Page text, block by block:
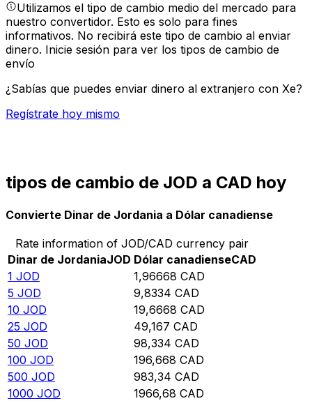
Utilizamos el tipo de cambio medio del mercado para
nuestro convertidor. Esto es solo para fines
informativos. No recibirá este tipo de cambio al enviar
dinero. Inicie sesión para ver los tipos de cambio de
envío
¿Sabías que puedes enviar dinero al extranjero con Xe?
Regístrate hoy mismo
tipos de cambio de JOD a CAD hoy
Convierte Dinar de Jordania a Dólar canadiense
Rate information of JOD/CAD currency pair
Dinar de JordaniaJOD Dólar canadienseCAD
1 JOD 1,96668 CAD
5 JOD 9,8334 CAD
10 JOD 19,6668 CAD
25 JOD 49,167 CAD
50 JOD 98,334 CAD
100 JOD 196,668 CAD
500 JOD 983,34 CAD
1000 JOD 1966,68 CAD